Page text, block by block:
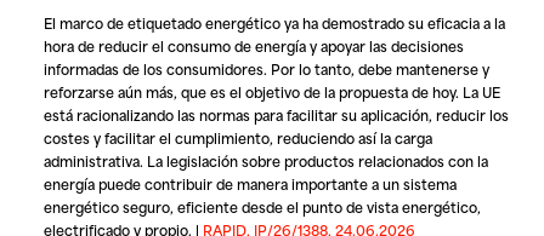
El marco de etiquetado energético ya ha demostrado su eficacia a la
hora de reducir el consumo de energía y apoyar las decisiones
informadas de los consumidores. Por lo tanto, debe mantenerse y
reforzarse aún más, que es el objetivo de la propuesta de hoy. La UE
está racionalizando las normas para facilitar su aplicación, reducir los
costes y facilitar el cumplimiento, reduciendo así la carga
administrativa. La legislación sobre productos relacionados con la
energía puede contribuir de manera importante a un sistema
energético seguro, eficiente desde el punto de vista energético,
electrificado y propio. | RAPID, IP/26/1388, 24.06.2026